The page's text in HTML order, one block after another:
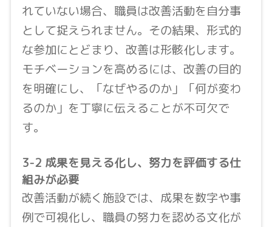
れていない場合、職員は改善活動を自分事
として捉えられません。その結果、形式的
な参加にとどまり、改善は形骸化します。
モチベーションを高めるには、改善の目的
を明確にし、「なぜやるのか」「何が変わ
るのか」を丁寧に伝えることが不可欠で
す。
3-2 成果を見える化し、努力を評価する仕
組みが必要
改善活動が続く施設では、成果を数字や事
例で可視化し、職員の努力を認める文化が